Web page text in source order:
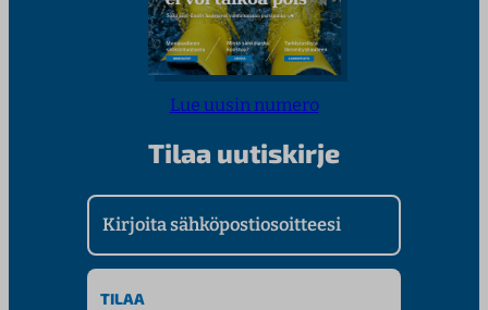
Lue uusin numero
Tilaa uutiskirje
Kirjoita sähköpostiosoitteesi